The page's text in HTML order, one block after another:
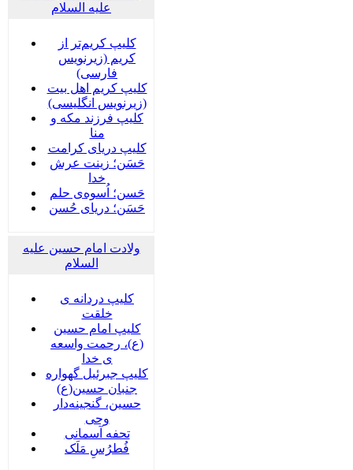
علیه السلام
کلیپ کریم‌تر از
کریم (زیرنویس
فارسی)
کلیپ کریم اهل بیت
(زیرنویس انگلیسی)
کلیپ فرزند مکه و
منا
کلیپ دریای کرامت
حَسَن؛ زینت عرش
خدا
حَسن؛ اُسوه‌ی حلم
حَسَن؛ دریای حُسن
ولادت امام حسین علیه
السلام
کلیپ دردانه ی
خلقت
کلیپ امام حسین
(ع)، رحمت واسعه
ی خدا
کلیپ جبرئیل گهواره
جنبان حسین(ع)
حسین، گنجینه‌دار
وحی
تحفه آسمانی
فُطرُسِ مَلَک